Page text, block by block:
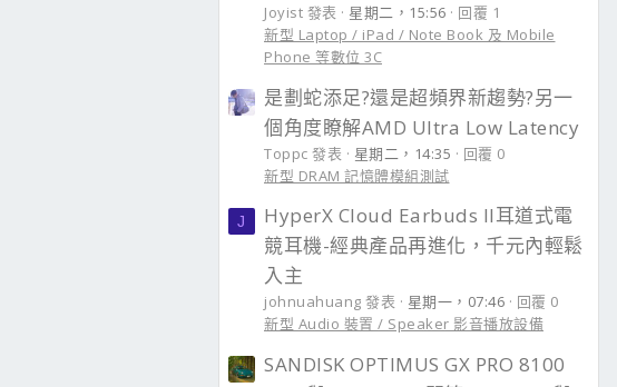
Joyist 發表 星期二，15:56
回覆 1
新型 Laptop / iPad / Note Book 及 Mobile
Phone 等數位 3C
是劃蛇添足?還是超頻界新趨勢?另一
個角度瞭解AMD Ultra Low Latency
Toppc 發表 星期二，14:35
回覆 0
新型 DRAM 記憶體模組測試
J
HyperX Cloud Earbuds II耳道式電
競耳機-經典產品再進化，千元內輕鬆
入主
johnuahuang 發表 星期一，07:46
回覆 0
新型 Audio 裝置 / Speaker 影音播放設備
SANDISK OPTIMUS GX PRO 8100